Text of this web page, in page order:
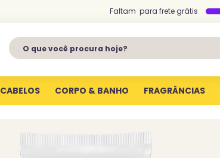
Faltam para frete grátis
O que você procura hoje?
CABELOS CORPO & BANHO FRAGRÂNCIAS